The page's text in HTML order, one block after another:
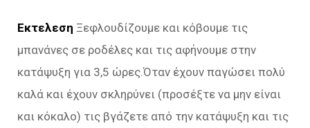
Εκτελεση Ξεφλουδίζουμε και κόβουμε τις
μπανάνες σε ροδέλες και τις αφήνουμε στην
κατάψυξη για 3,5 ώρες.Όταν έχουν παγώσει πολύ
καλά και έχουν σκληρύνει (προσέξτε να μην είναι
και κόκαλο) τις βγάζετε από την κατάψυξη και τις